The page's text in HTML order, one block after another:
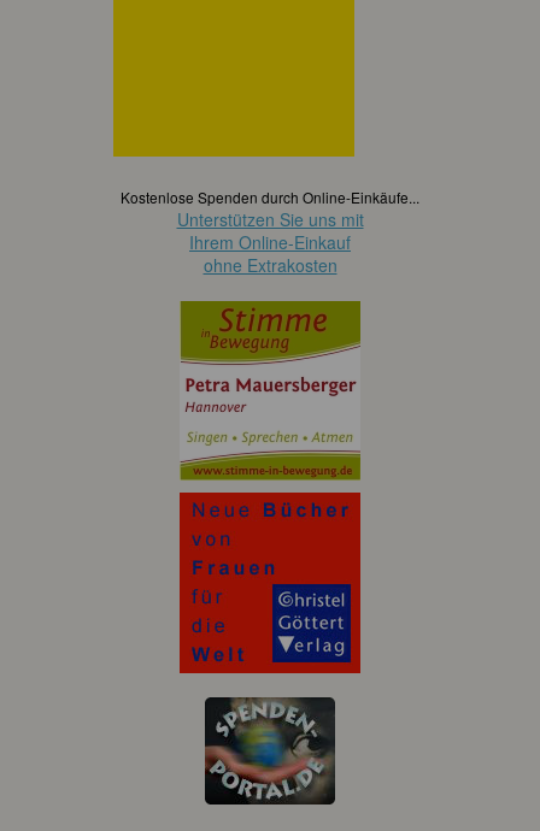
Kostenlose Spenden durch Online-Einkäufe...
Unterstützen Sie uns mit
Ihrem Online-Einkauf
ohne Extrakosten